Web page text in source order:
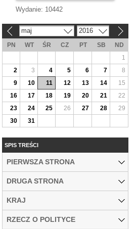
Wydanie: 10442
maj 2016
PN WT ŚR CZ PT SB
ND
1
2
3 4 5 6 7
8
9
10 11 12 13 14
15
16
17 18 19 20 21
22
23
24 25 26 27 28
29
30
31
SPIS TREŚCI
PIERWSZA STRONA
DRUGA STRONA
KRAJ
RZECZ O POLITYCE